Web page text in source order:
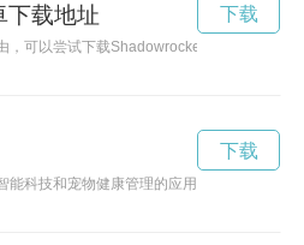
下载地址
，可以尝试下载Shadowrocket应用。本文将
下载
能科技和宠物健康管理的应用软件，通过互
下载